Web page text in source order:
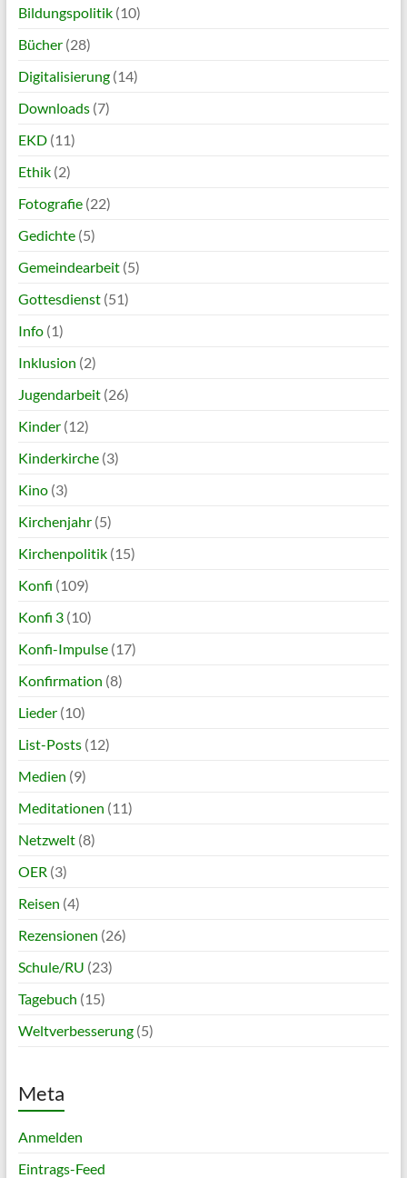
Bildungspolitik(10)
Bücher(28)
Digitalisierung(14)
Downloads(7)
EKD(11)
Ethik(2)
Fotografie(22)
Gedichte(5)
Gemeindearbeit(5)
Gottesdienst(51)
Info(1)
Inklusion (2)
Jugendarbeit(26)
Kinder(12)
Kinderkirche(3)
Kino(3)
Kirchenjahr(5)
Kirchenpolitik(15)
Konfi (109)
Konfi 3(10)
Konfi-Impulse(17)
Konfirmation (8)
Lieder(10)
List-Posts(12)
Medien (9)
Meditationen (11)
Netzwelt(8)
OER (3)
Reisen (4)
Rezensionen (26)
Schule/RU (23)
Tagebuch (15)
Weltverbesserung(5)
Meta
Anmelden
Eintrags-Feed